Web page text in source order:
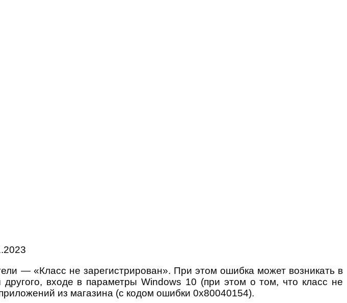
— «Класс не зарегистрирован». При этом ошибка может возникать в
входе в параметры Windows 10 (при этом о том, что класс не
из магазина (с кодом ошибки 0x80040154).